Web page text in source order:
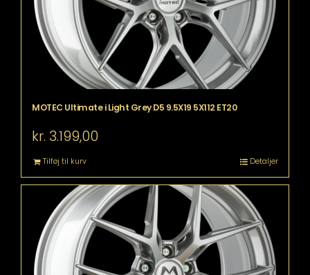
MOTEC Ultimate i Light Grey D5 9.5X19 5X112 ET20
kr. 3.199,00
Tilføj til kurv Detaljer